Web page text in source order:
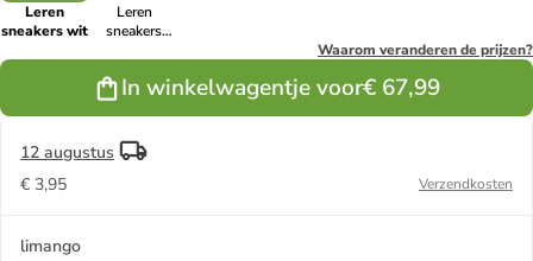
Leren
sneakers wit
Leren
sneakers
Waarom veranderen de prijzen?
In winkelwagentje voor€ 67,99
12 augustus
€ 3,95
Verzendkosten
limango